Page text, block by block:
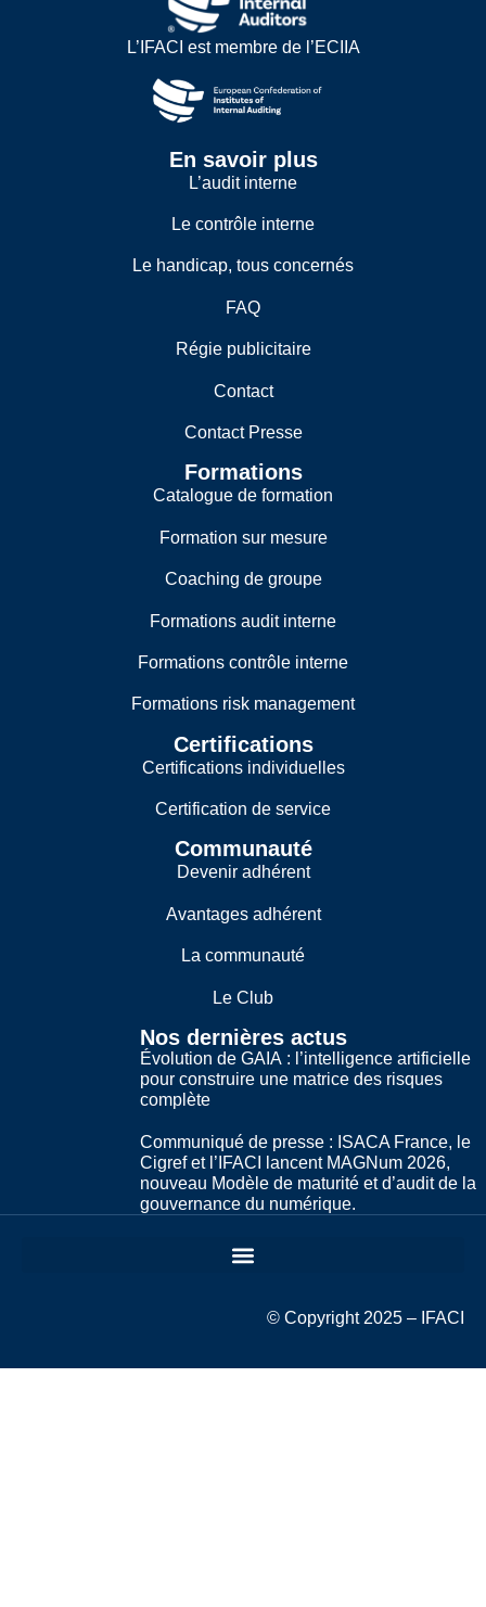
L’IFACI est membre de l’ECIIA
En savoir plus
L’audit interne
Le contrôle interne
Le handicap, tous concernés
FAQ
Régie publicitaire
Contact
Contact Presse
Formations
Catalogue de formation
Formation sur mesure
Coaching de groupe
Formations audit interne
Formations contrôle interne
Formations risk management
Certifications
Certifications individuelles
Certification de service
Communauté
Devenir adhérent
Avantages adhérent
La communauté
Le Club
Nos dernières actus
Évolution de GAIA : l’intelligence artificielle
pour construire une matrice des risques
complète
Communiqué de presse : ISACA France, le
Cigref et l’IFACI lancent MAGNum 2026,
nouveau Modèle de maturité et d’audit de la
gouvernance du numérique.
© Copyright 2025 – IFACI